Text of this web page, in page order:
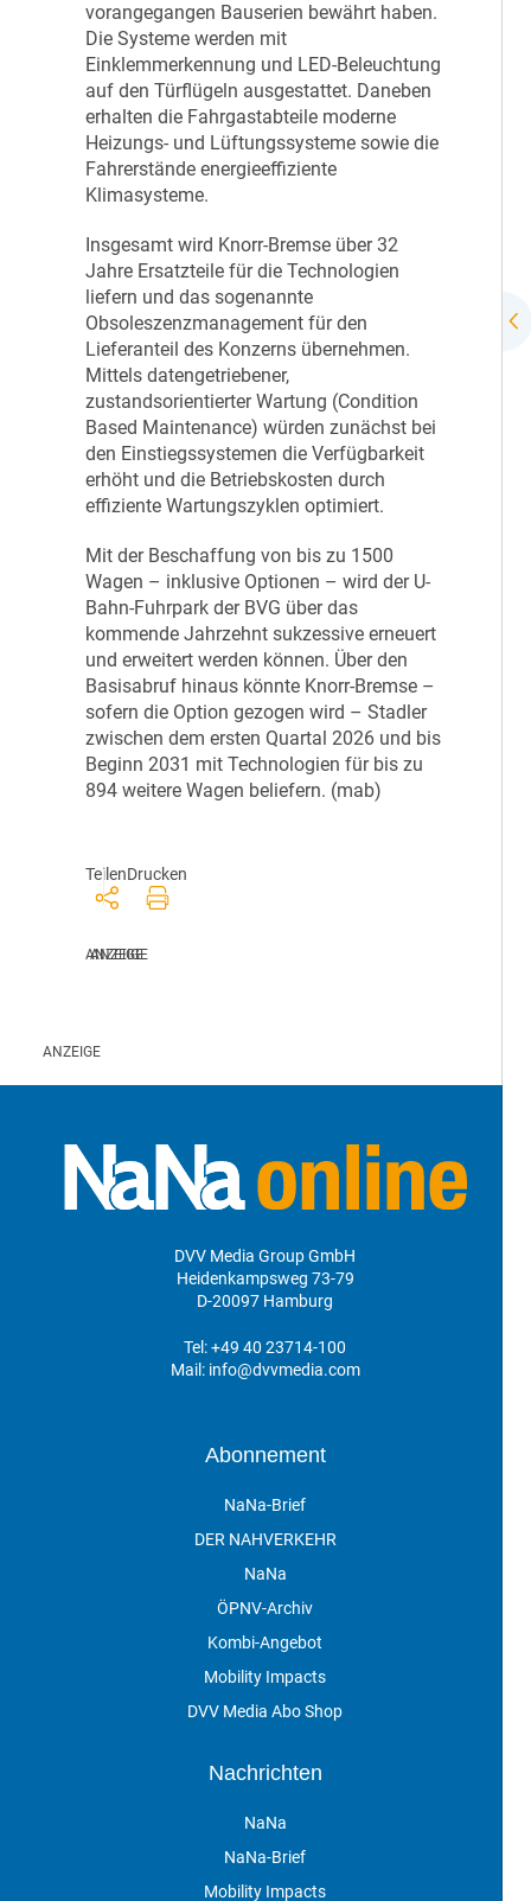
vorangegangen Bauserien bewährt haben.
Die Systeme werden mit
Einklemmerkennung und LED-Beleuchtung
auf den Türflügeln ausgestattet. Daneben
erhalten die Fahrgastabteile moderne
Heizungs- und Lüftungssysteme sowie die
Fahrerstände energieeffiziente
Klimasysteme.
Insgesamt wird Knorr-Bremse über 32
Jahre Ersatzteile für die Technologien
liefern und das sogenannte
Obsoleszenzmanagement für den
Lieferanteil des Konzerns übernehmen.
Mittels datengetriebener,
zustandsorientierter Wartung (Condition
Based Maintenance) würden zunächst bei
den Einstiegssystemen die Verfügbarkeit
erhöht und die Betriebskosten durch
effiziente Wartungszyklen optimiert.
Mit der Beschaffung von bis zu 1500
Wagen – inklusive Optionen – wird der U-
Bahn-Fuhrpark der BVG über das
kommende Jahrzehnt sukzessive erneuert
und erweitert werden können. Über den
Basisabruf hinaus könnte Knorr-Bremse –
sofern die Option gezogen wird – Stadler
zwischen dem ersten Quartal 2026 und bis
Beginn 2031 mit Technologien für bis zu
894 weitere Wagen beliefern. (mab)
TeilenDrucken
DVV Media Group GmbH
Heidenkampsweg 73-79
D-20097 Hamburg
Tel:+49 40 23714-100
Mail: info@dvvmedia.com
Abonnement
NaNa-Brief
DER NAHVERKEHR
NaNa
ÖPNV-Archiv
Kombi-Angebot
Mobility Impacts
DVV Media Abo Shop
Nachrichten
NaNa
NaNa-Brief
Mobility Impacts